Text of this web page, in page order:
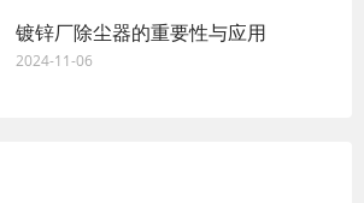
镀锌厂除尘器的重要性与应用
2024-11-06